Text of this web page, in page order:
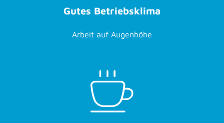
Gutes Betriebsklima
Arbeit auf Augenhöhe